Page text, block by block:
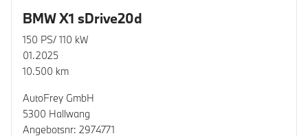
BMW X1 sDrive20d
150 PS/ 110 kW
01.2025
10.500 km
AutoFrey GmbH
5300 Hallwang
Angebotsnr: 2974771